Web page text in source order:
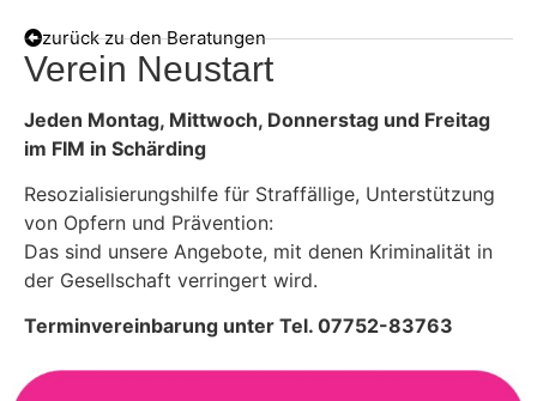
zurück zu den Beratungen
Verein Neustart
Jeden Montag, Mittwoch, Donnerstag und Freitag
im FIM in Schärding
Resozialisierungshilfe für Straffällige, Unterstützung
von Opfern und Prävention:
Das sind unsere Angebote, mit denen Kriminalität in
der Gesellschaft verringert wird.
Terminvereinbarung unter Tel. 07752-83763